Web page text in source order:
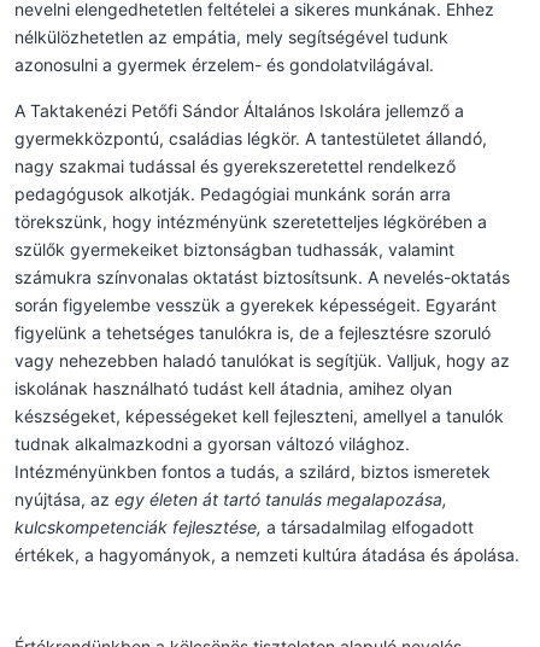
nevelni elengedhetetlen feltételei a sikeres munkának. Ehhez
nélkülözhetetlen az empátia, mely segítségével tudunk
azonosulni a gyermek érzelem- és gondolatvilágával.
A Taktakenézi Petőfi Sándor Általános Iskolára jellemző a
gyermekközpontú, családias légkör. A tantestületet állandó,
nagy szakmai tudással és gyerekszeretettel rendelkező
pedagógusok alkotják. Pedagógiai munkánk során arra
törekszünk, hogy intézményünk szeretetteljes légkörében a
szülők gyermekeiket biztonságban tudhassák, valamint
számukra színvonalas oktatást biztosítsunk. A nevelés-oktatás
során figyelembe vesszük a gyerekek képességeit. Egyaránt
figyelünk a tehetséges tanulókra is, de a fejlesztésre szoruló
vagy nehezebben haladó tanulókat is segítjük. Valljuk, hogy az
iskolának használható tudást kell átadnia, amihez olyan
készségeket, képességeket kell fejleszteni, amellyel a tanulók
tudnak alkalmazkodni a gyorsan változó világhoz.
Intézményünkben fontos a tudás, a szilárd, biztos ismeretek
nyújtása, az egy életen át tartó tanulás megalapozása,
kulcskompetenciák fejlesztése, a társadalmilag elfogadott
értékek, a hagyományok, a nemzeti kultúra átadása és ápolása.